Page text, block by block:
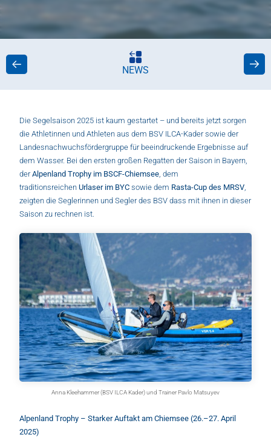
NEWS
Die Segelsaison 2025 ist kaum gestartet – und bereits jetzt sorgen
die Athletinnen und Athleten aus dem BSV ILCA-Kader sowie der
Landesnachwuchsfördergruppe für beeindruckende Ergebnisse auf
dem Wasser. Bei den ersten großen Regatten der Saison in Bayern,
derAlpenland Trophy im BSCF-Chiemsee , dem
traditionsreichenUrlaser im BYC sowie dem Rasta-Cup des MRSV
zeigten die Seglerinnen und Segler des BSV dass mit ihnen in dieser
Saison zu rechnen ist.
Anna Kleehammer (BSV ILCA Kader) und Trainer Pavlo Matsuyev
Alpenland Trophy – Starker Auftakt am Chiemsee (26.–27. April
2025)